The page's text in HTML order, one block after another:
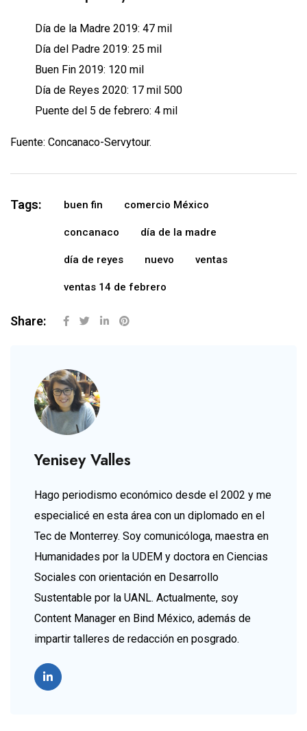
Día de la Madre 2019: 47 mil
Día del Padre 2019: 25 mil
Buen Fin 2019: 120 mil
Día de Reyes 2020: 17 mil 500
Puente del 5 de febrero: 4 mil
Fuente: Concanaco-Servytour.
Tags: buen fin comercio México
concanaco día de la madre
día de reyes nuevo ventas
ventas 14 de febrero
Share:
Yenisey Valles
Hago periodismo económico desde el 2002 y me
especialicé en esta área con un diplomado en el
Tec de Monterrey. Soy comunicóloga, maestra en
Humanidades por la UDEM y doctora en Ciencias
Sociales con orientación en Desarrollo
Sustentable por la UANL. Actualmente, soy
Content Manager en Bind México, además de
impartir talleres de redacción en posgrado.